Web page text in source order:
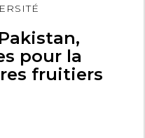
pour la
fruitiers